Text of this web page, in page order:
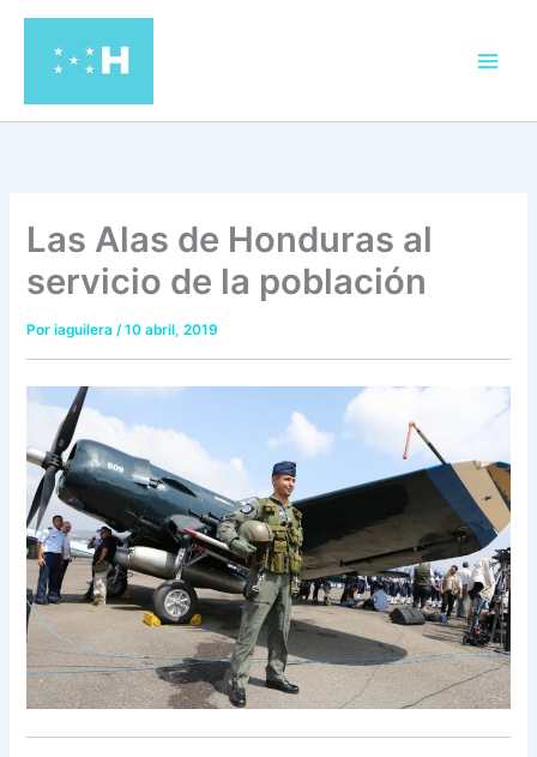
contenido
Las Alas de Honduras al
servicio de la población
Poriaguilera/10 abril, 2019